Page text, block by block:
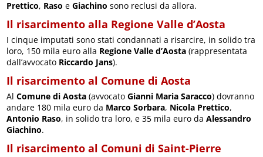
Prettico, Raso eGiachino sono reclusi da allora.
Il risarcimento alla Regione Valle d’Aosta
I cinque imputati sono stati condannati a risarcire, in solido tra
loro, 150 mila euro alla Regione Valle d’Aosta (rappresentata
dall’avvocato Riccardo Jans).
Il risarcimento al Comune di Aosta
AlComune di Aosta (avvocatoGianni Maria Saracco) dovranno
andare 180 mila euro da Marco Sorbara, Nicola Prettico,
Antonio Raso, in solido tra loro, e 35 mila euro daAlessandro
Giachino.
Il risarcimento al Comuni di Saint-Pierre